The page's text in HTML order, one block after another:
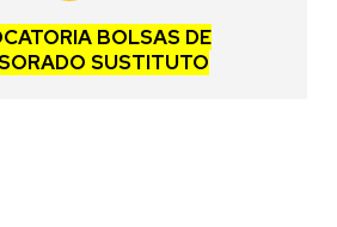
BOLSAS DE
SUSTITUTO